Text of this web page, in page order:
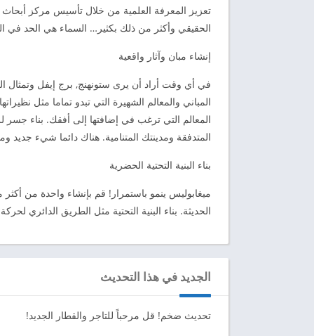
تعزيز المعرفة العلمية من خلال تأسيس مركز أبحاث
الحقيقي وأكثر من ذلك بكثير… السماء هي الحد في
إنشاء مبان وآثار واقعية
في أي وقت أراد أن يرى ستونهنج, برج إيفل وتمثال
المباني والمعالم الشهيرة التي تبدو تماما مثل
المعالم التي ترغب في إضافتها إلى أفقك. بناء
المتدفقة ومدينتك المتنامية. هناك دائما شيء جديد
بناء البنية التحتية الحضرية
ميغابوليس ينمو باستمرار! قم بإنشاء واحدة من
الحديثة. بناء البنية التحتية مثل الطريق الدائري
الجديد في هذا التحديث
تحديث ضخم! قل مرحباً للتاجر والقطار الجديد!